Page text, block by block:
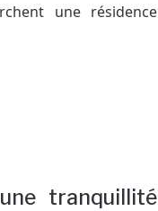
une résidence
tranquillité